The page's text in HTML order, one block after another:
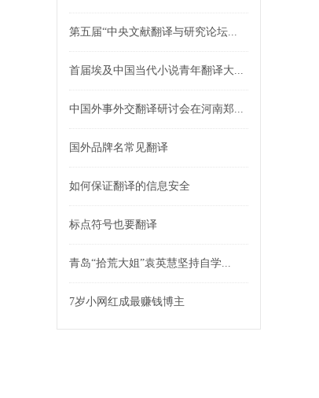
第五届“中央文献翻译与研究论坛...
首届埃及中国当代小说青年翻译大...
中国外事外交翻译研讨会在河南郑...
国外品牌名常见翻译
如何保证翻译的信息安全
标点符号也要翻译
青岛“拾荒大姐”袁英慧坚持自学...
7岁小网红成最赚钱博主